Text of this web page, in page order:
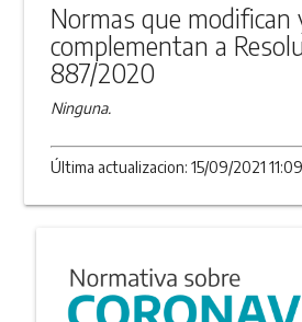
Normas que modifican
complementan a
887/2020
Ninguna.
Última actualizacion: 15/09/2021 11:09